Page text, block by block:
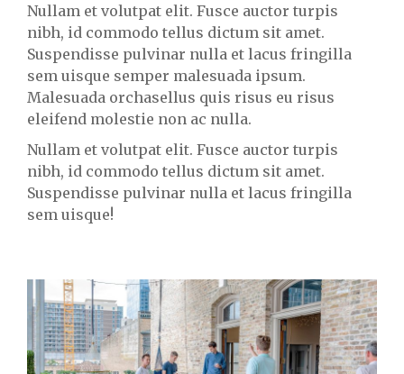
Nullam et volutpat elit. Fusce auctor turpis
nibh, id commodo tellus dictum sit amet.
Suspendisse pulvinar nulla et lacus fringilla
sem uisque semper malesuada ipsum.
Malesuada orchasellus quis risus eu risus
eleifend molestie non ac nulla.
Nullam et volutpat elit. Fusce auctor turpis
nibh, id commodo tellus dictum sit amet.
Suspendisse pulvinar nulla et lacus fringilla
sem uisque!